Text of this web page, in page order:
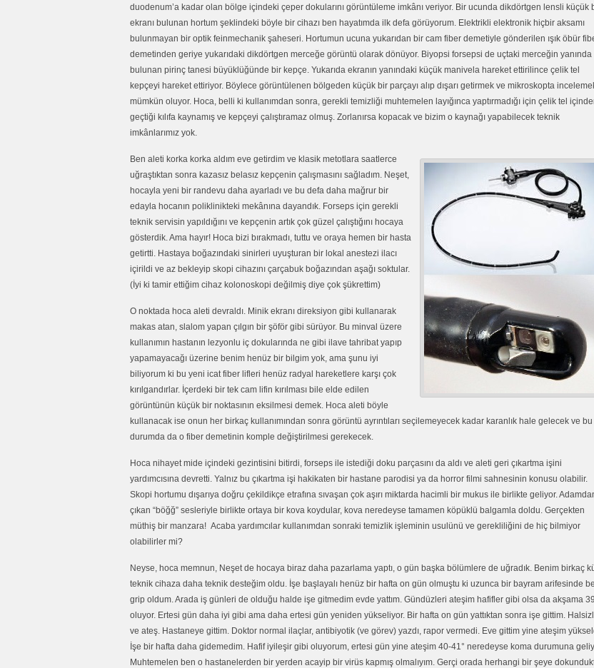
duodenum’a kadar olan bölge içindeki çeper dokularını görüntüleme imkânı veriyor. Bir ucunda dikdörtgen lensli küçük
ekranı bulunan hortum şeklindeki böyle bir cihazı ben hayatımda ilk defa görüyorum. Elektrikli elektronik hiçbir aksamı
bulunmayan bir optik feinmechanik şaheseri. Hortumun ucuna yukarıdan bir cam fiber demetiyle gönderilen ışık öbür
demetinden geriye yukarıdaki dikdörtgen merceğe görüntü olarak dönüyor. Biyopsi forsepsi de uçtaki merceğin yanında
bulunan pirinç tanesi büyüklüğünde bir kepçe. Yukarıda ekranın yanındaki küçük manivela hareket ettirilince çelik tel
kepçeyi hareket ettiriyor. Böylece görüntülenen bölgeden küçük bir parçayı alıp dışarı getirmek ve mikroskopta
mümkün oluyor. Hoca, belli ki kullanımdan sonra, gerekli temizliği muhtemelen layığınca yaptırmadığı için çelik tel
geçtiği kılıfa kaynamış ve kepçeyi çalıştıramaz olmuş. Zorlanırsa kopacak ve bizim o kaynağı yapabilecek teknik
imkânlarımız yok.
Ben aleti korka korka aldım eve getirdim ve klasik metotlara saatlerce
uğraştıktan sonra kazasız belasız kepçenin çalışmasını sağladım. Neşet,
hocayla yeni bir randevu daha ayarladı ve bu defa daha mağrur bir
edayla hocanın poliklinikteki mekânına dayandık. Forseps için gerekli
teknik servisin yapıldığını ve kepçenin artık çok güzel çalıştığını hocaya
gösterdik. Ama hayır! Hoca bizi bırakmadı, tuttu ve oraya hemen bir hasta
getirtti. Hastaya boğazındaki sinirleri uyuşturan bir lokal anestezi ilacı
içirildi ve az bekleyip skopi cihazını çarçabuk boğazından aşağı soktular.
(İyi ki tamir ettiğim cihaz kolonoskopi değilmiş diye çok şükrettim)
O noktada hoca aleti devraldı. Minik ekranı direksiyon gibi kullanarak
makas atan, slalom yapan çılgın bir şöför gibi sürüyor. Bu minval üzere
kullanımın hastanın lezyonlu iç dokularında ne gibi ilave tahribat yapıp
yapamayacağı üzerine benim henüz bir bilgim yok, ama şunu iyi
biliyorum ki bu yeni icat fiber lifleri henüz radyal hareketlere karşı çok
kırılgandırlar. İçerdeki bir tek cam lifin kırılması bile elde edilen
görüntünün küçük bir noktasının eksilmesi demek. Hoca aleti böyle
kullanacak ise onun her birkaç kullanımından sonra görüntü ayrıntıları seçilemeyecek kadar karanlık hale gelecek ve bu
durumda da o fiber demetinin komple değiştirilmesi gerekecek.
Hoca nihayet mide içindeki gezintisini bitirdi, forseps ile istediği doku parçasını da aldı ve aleti geri çıkartma işini
yardımcısına devretti. Yalnız bu çıkartma işi hakikaten bir hastane parodisi ya da horror filmi sahnesinin konusu olabilir.
Skopi hortumu dışarıya doğru çekildikçe etrafına sıvaşan çok aşırı miktarda hacimli bir mukus ile birlikte geliyor.
çıkan “böğğ” sesleriyle birlikte ortaya bir kova koydular, kova neredeyse tamamen köpüklü balgamla doldu. Gerçekten
müthiş bir manzara! Acaba yardımcılar kullanımdan sonraki temizlik işleminin usulünü ve gerekliliğini de hiç bilmiyor
olabilirler mi?
Neyse, hoca memnun, Neşet de hocaya biraz daha pazarlama yaptı, o gün başka bölümlere de uğradık. Benim birkaç
teknik cihaza daha teknik desteğim oldu. İşe başlayalı henüz bir hafta on gün olmuştu ki uzunca bir bayram arifesinde
grip oldum. Arada iş günleri de olduğu halde işe gitmedim evde yattım. Gündüzleri ateşim hafifler gibi olsa da akşama
oluyor. Ertesi gün daha iyi gibi ama daha ertesi gün yeniden yükseliyor. Bir hafta on gün yattıktan sonra işe gittim.
ve ateş. Hastaneye gittim. Doktor normal ilaçlar, antibiyotik (ve görev) yazdı, rapor vermedi. Eve gittim yine ateşim
İşe bir hafta daha gidemedim. Hafif iyileşir gibi oluyorum, ertesi gün yine ateşim 40-41° neredeyse koma durumuna
Muhtemelen ben o hastanelerden bir yerden acayip bir virüs kapmış olmalıyım. Gerçi orada herhangi bir şeye